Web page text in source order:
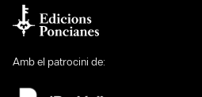
Amb el patrocini de: